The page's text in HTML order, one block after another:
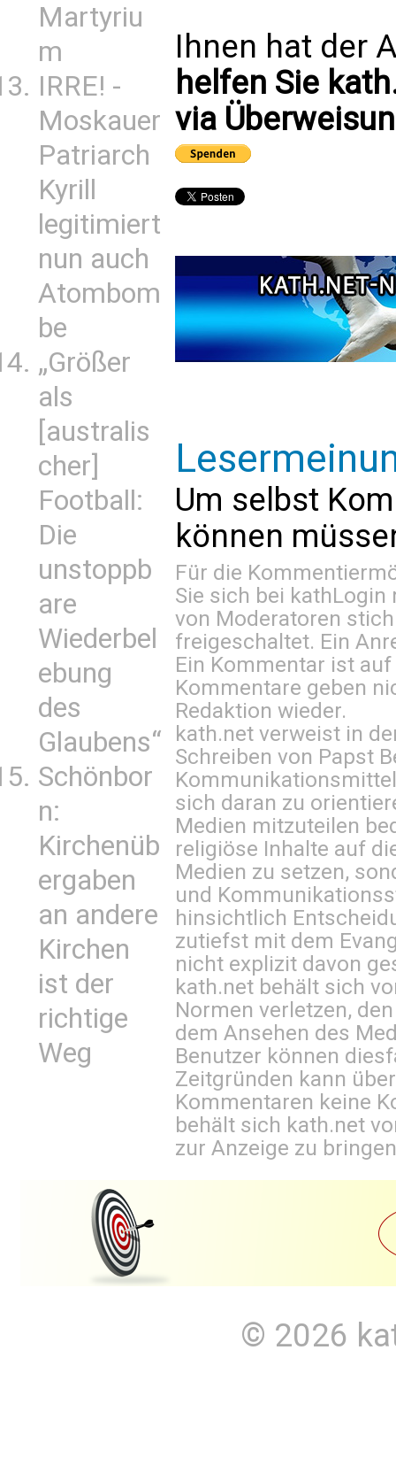
Martyriu
m
IRRE! -
Moskauer
Patriarch
Kyrill
legitimiert
nun auch
Atombom
be
„Größer
als
[australis
cher]
Football:
Die
unstoppb
are
Wiederbel
ebung
des
Glaubens“
Schönbor
n:
Kirchenüb
ergaben
an andere
Kirchen
ist der
richtige
Weg
Ihnen hat der
helfen Sie
via
Um selbst
können
Für die
Sie sich bei kathLogin
von Moderatoren
freigeschaltet. Ein
Ein Kommentar ist
Kommentare geben
Redaktion wieder.
kath.net verweist in
Schreiben von Papst
sich daran zu
Medien mitzuteilen
religiöse Inhalte auf
Medien zu setzen,
und
hinsichtlich
zutiefst mit dem
nicht explizit davon
kath.net behält sich
Normen verletzen,
dem Ansehen des
Benutzer können
Zeitgründen kann
Kommentaren keine
behält sich kath.net
zur Anzeige zu
© 2026